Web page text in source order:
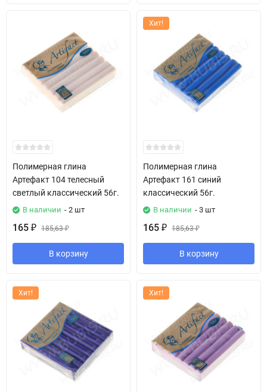
Полимерная глина
Артефакт 104 телесный
светлый классический 56г.
В наличии - 2 шт
165 ₽ 185,63₽
В корзину
Хит!
Полимерная глина
Артефакт 161 синий
классический 56г.
В наличии - 3 шт
165 ₽ 185,63₽
В корзину
Хит! Хит!